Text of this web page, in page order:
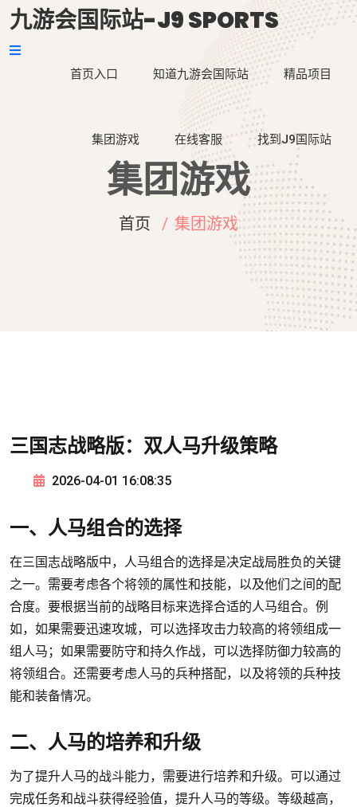
九游会国际站-J9 SPORTS
首页入口 知道九游会国际站 精品项目
集团游戏 在线客服 找到J9国际站
集团游戏
首页 集团游戏
三国志战略版：双人马升级策略
2026-04-01 16:08:35
一、人马组合的选择
在三国志战略版中，人马组合的选择是决定战局胜负的关键
之一。需要考虑各个将领的属性和技能，以及他们之间的配
合度。要根据当前的战略目标来选择合适的人马组合。例
如，如果需要迅速攻城，可以选择攻击力较高的将领组成一
组人马；如果需要防守和持久作战，可以选择防御力较高的
将领组合。还需要考虑人马的兵种搭配，以及将领的兵种技
能和装备情况。
二、人马的培养和升级
为了提升人马的战斗能力，需要进行培养和升级。可以通过
完成任务和战斗获得经验值，提升人马的等级。等级越高，